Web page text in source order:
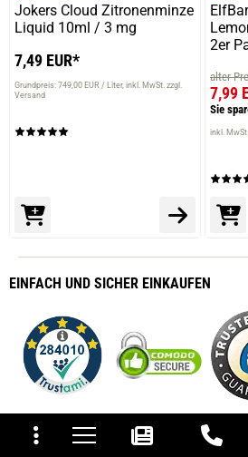
und
Jokers Cloud Zitronenminze
Liquid 10ml / 3 mg
7,49 EUR*
Grundpreis: 749,00 EUR / Liter inkl. MwSt. zzgl.
Versand
Lemonade
2er
alter
7,99
Sie
inkl.
EINFACH UND SICHER EINKAUFEN